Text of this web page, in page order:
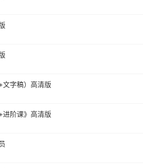
文字稿）高清版
进阶课》高清版